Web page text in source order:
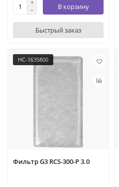
В корзину
Быстрый заказ
НС-1635800
Фильтр G3 RCS-300-P 3.0